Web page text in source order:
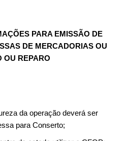
PARA EMISSÃO DE
DE MERCADORIAS OU
OU REPARO
da operação deverá ser
para Conserto;